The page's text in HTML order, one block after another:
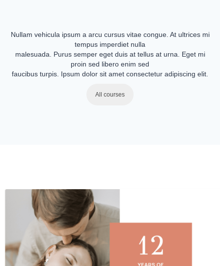
Nullam vehicula ipsum a arcu cursus vitae congue. At ultrices mi
tempus imperdiet nulla
malesuada. Purus semper eget duis at tellus at urna. Eget mi
proin sed libero enim sed
faucibus turpis. Ipsum dolor sit amet consectetur adipiscing elit.
All courses